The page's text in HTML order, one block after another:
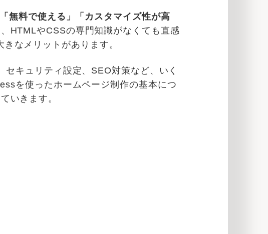
「無料で使える」「カスタマイズ性が高
HTMLやCSSの専門知識がなくても直感
なメリットがあります。
キュリティ設定、SEO対策など、いく
を使ったホームページ制作の基本につ
いきます。